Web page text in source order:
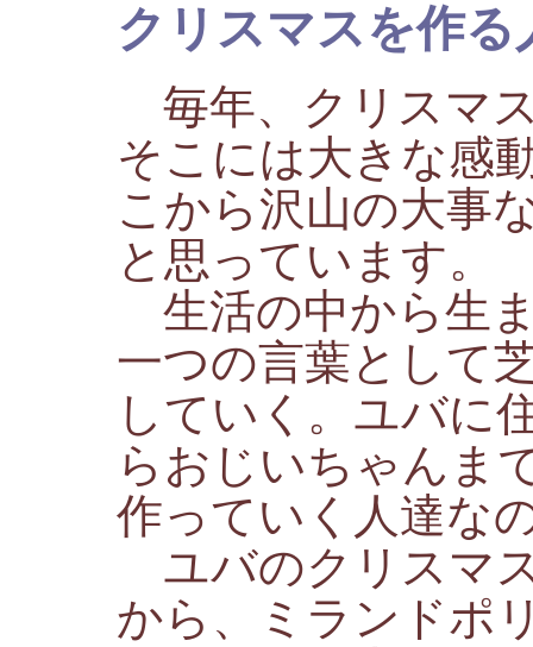
クリスマスを作る
毎年、クリスマ
そこには大きな感
こから沢山の大事
と思っています。
生活の中から生
一つの言葉として
していく。ユバに
らおじいちゃんま
作っていく人達な
ユバのクリスマ
から、ミランドポ